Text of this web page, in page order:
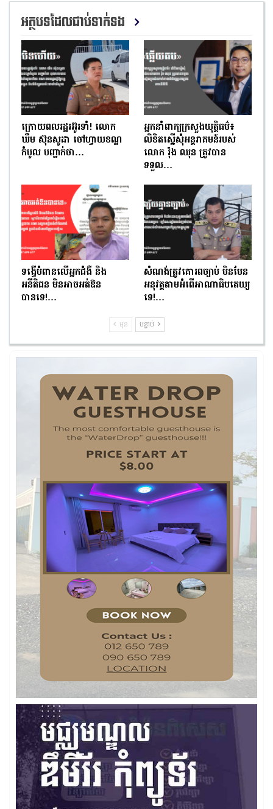
អត្ថបទដែលជាប់ទាក់ទង
ក្រោយពលរដ្ឋរអ៊ូរទាំ! លោក
ឃឹម ស៊ុនសូដា ចៅហ្វាយខណ្ឌ
កំបូល បញ្ជាក់ថា…
អ្នកនាំពាក្យក្រសួងយុត្តិធម៌៖
លិខិតស្នើសុំអន្តរាគមន៍របស់
លោក រ៉ុង ឈុន ត្រូវបាន
ទទួល…
ទង្វើបំពានលើអ្នកជំងឺ និង
អនីតិជន មិនអាចអត់ឱន
បានទេ!…
សំណង់ត្រូវគោរពច្បាប់ មិនមែន
អនុវត្តតាមអំពើអាណាធិបតេយ្យ
ទេ!…
មុន បន្ទាប់